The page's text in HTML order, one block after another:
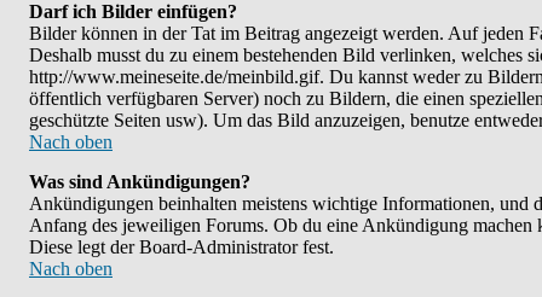
Darf ich Bilder einfügen?
Bilder können in der Tat im Beitrag angezeigt werden. Auf jeden
Deshalb musst du zu einem bestehenden Bild verlinken,
http://www.meineseite.de/meinbild.gif. Du kannst weder zu
öffentlich verfügbaren Server) noch zu Bildern, die einen
geschützte Seiten usw). Um das Bild anzuzeigen, benutze
Nach oben
Was sind Ankündigungen?
Ankündigungen beinhalten meistens wichtige Informationen, und
Anfang des jeweiligen Forums. Ob du eine Ankündigung
Diese legt der Board-Administrator fest.
Nach oben